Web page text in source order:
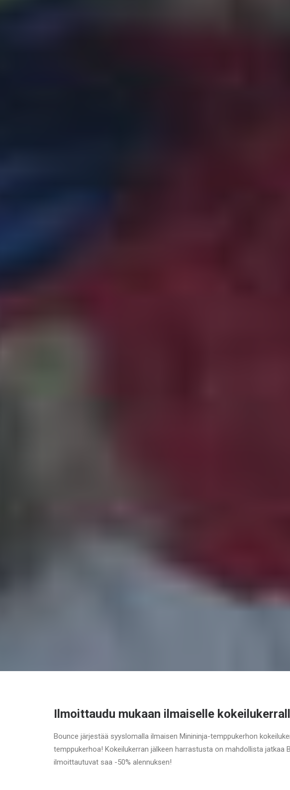
Ilmoittaudu mukaan ilmaiselle
Bounce järjestää syyslomalla ilmaisen Minininja-temppukerhon
temppukerhoa! Kokeilukerran jälkeen harrastusta on mahdollista jatkaa
ilmoittautuvat saa -50% alennuksen!